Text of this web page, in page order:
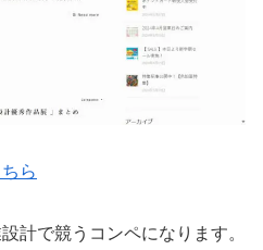
ら
計で競うコンペになります。